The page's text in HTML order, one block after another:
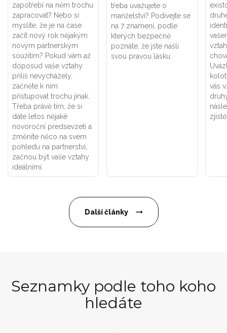
zapotřebí na něm trochu
zapracovat? Nebo si
myslíte, že je na čase
začít nový rok nějakým
novým partnerským
soužitím? Pokud vám až
doposud vaše vztahy
příliš nevycházely,
začněte k nim
přistupovat trochu jinak.
Třeba právě tím, že si
dáte letos nějaké
novoroční předsevzetí a
změníte něco na svém
pohledu na partnerství,
začnou být vaše vztahy
ideálními.
třeba uvažujete o
manželství? Podívejte se
na 7 znamení, podle
kterých bezpečně
poznáte, že jste našli
svou pravou lásku.
vás
Další články
Seznamky podle toho koho
hledáte